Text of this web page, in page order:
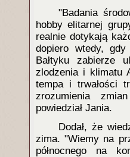
"Badania
hobby elitarnej
realnie dotykają
dopiero wtedy,
Bałtyku zabierze
zlodzenia i klimatu
tempa i trwałości
zrozumienia
powiedział Jania.
Dodał, że
zima. "Wiemy na
północnego na